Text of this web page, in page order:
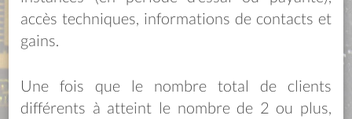
accès techniques, informations de contacts et
gains.
Une fois que le nombre total de clients
différents à atteint le nombre de 2 ou plus,